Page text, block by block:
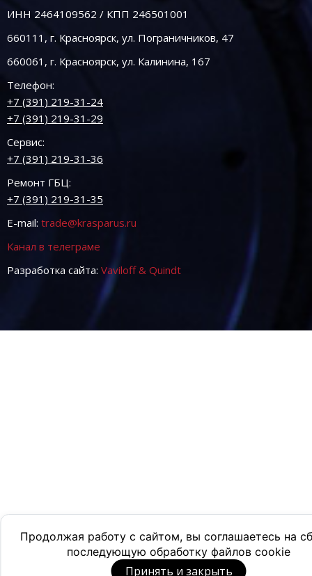
Продолжая работу с сайтом, вы соглашаетесь на
последующую обработку файлов cookie
Принять и закрыть
ИНН 2464109562 / КПП 246501001
660111, г. Красноярск, ул. Пограничников, 47
660061, г. Красноярск, ул. Калинина, 167
Телефон:
+7 (391) 219-31-24
+7 (391) 219-31-29
Сервис:
+7 (391) 219-31-36
Ремонт ГБЦ:
+7 (391) 219-31-35
E-mail: trade@krasparus.ru
Канал в телеграме
Разработка сайта: Vaviloff & Quindt